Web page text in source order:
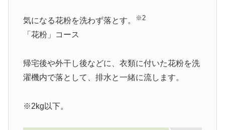
気になる花粉を洗わず落とす。 ※2
「花粉」コース
帰宅後や外干し後などに、衣類に付いた花粉を洗
濯機内で落として、排水と一緒に流します。
※2kg以下。